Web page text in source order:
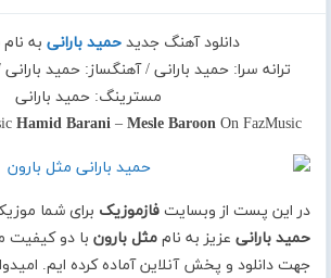
دانلود آهنگ جدید حمید بارانی به نام
ترانه سرا: حمید بارانی / آهنگساز: حمید
مسترینگ: حمید بارانی
Hamid Barani– Mesle BaroonOn FazMusic
در این پست از وبسایتفازموزیک برای شما
حمید بارانی عزیز به ناممثل بارون
جهت دانلود و پخش آنلاین آماده کرده ایم.